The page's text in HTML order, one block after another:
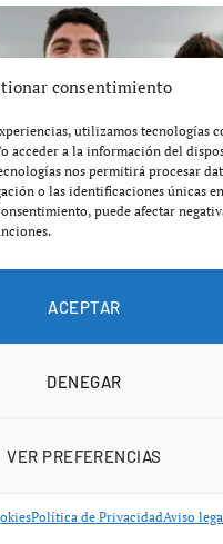
consentimiento
utilizamos tecnologías
acceder a la información del
nos permitirá procesar
o las identificaciones únicas
puede afectar
ACEPTAR
DENEGAR
VER PREFERENCIAS
Política de PrivacidadAviso